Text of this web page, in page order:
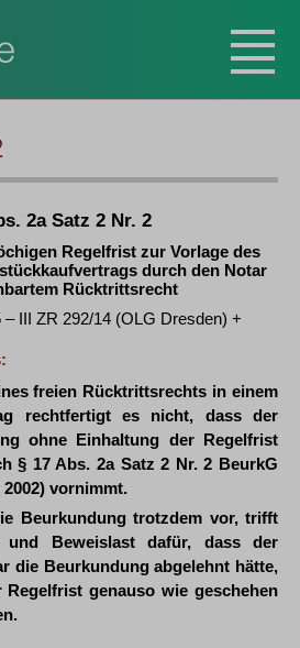
2a Satz 2 Nr. 2
Regelfrist zur Vorlage des
durch den Notar
Rücktrittsrecht
III ZR 292/14 (OLG Dresden) +
freien Rücktrittsrechts in einem
rechtfertigt es nicht, dass der
ohne Einhaltung der Regelfrist
§ 17 Abs. 2a Satz 2 Nr. 2 BeurkG
2002) vornimmt.
Beurkundung trotzdem vor, trifft
und Beweislast dafür, dass der
die Beurkundung abgelehnt hätte,
genauso wie geschehen